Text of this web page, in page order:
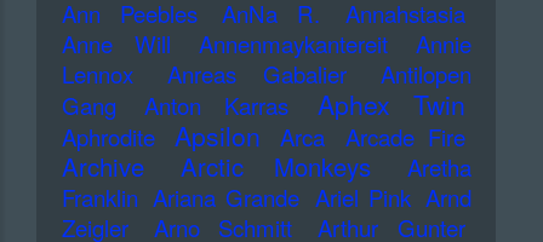
Ann Peebles
AnNa R.
Annahstasia
Anne Will
Annenmaykantereit
Annie
Lennox
Anreas Gabalier
Antilopen
Gang
Anton Karras Aphex Twin
Aphrodite Apsilon Arca Arcade Fire
Archive Arctic Monkeys
Aretha
Franklin Ariana Grande Ariel Pink Arnd
Zeigler
Arno Schmitt
Arthur Gunter